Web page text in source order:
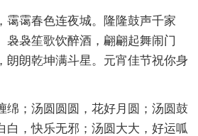
霭霭春色连夜城。隆隆鼓声千家
袅袅笙歌饮醉酒，翩翩起舞闹门
朗朗乾坤满斗星。元宵佳节祝你身
绵；汤圆圆圆，花好月圆；汤圆鼓
白，快乐无邪；汤圆大大，好运呱